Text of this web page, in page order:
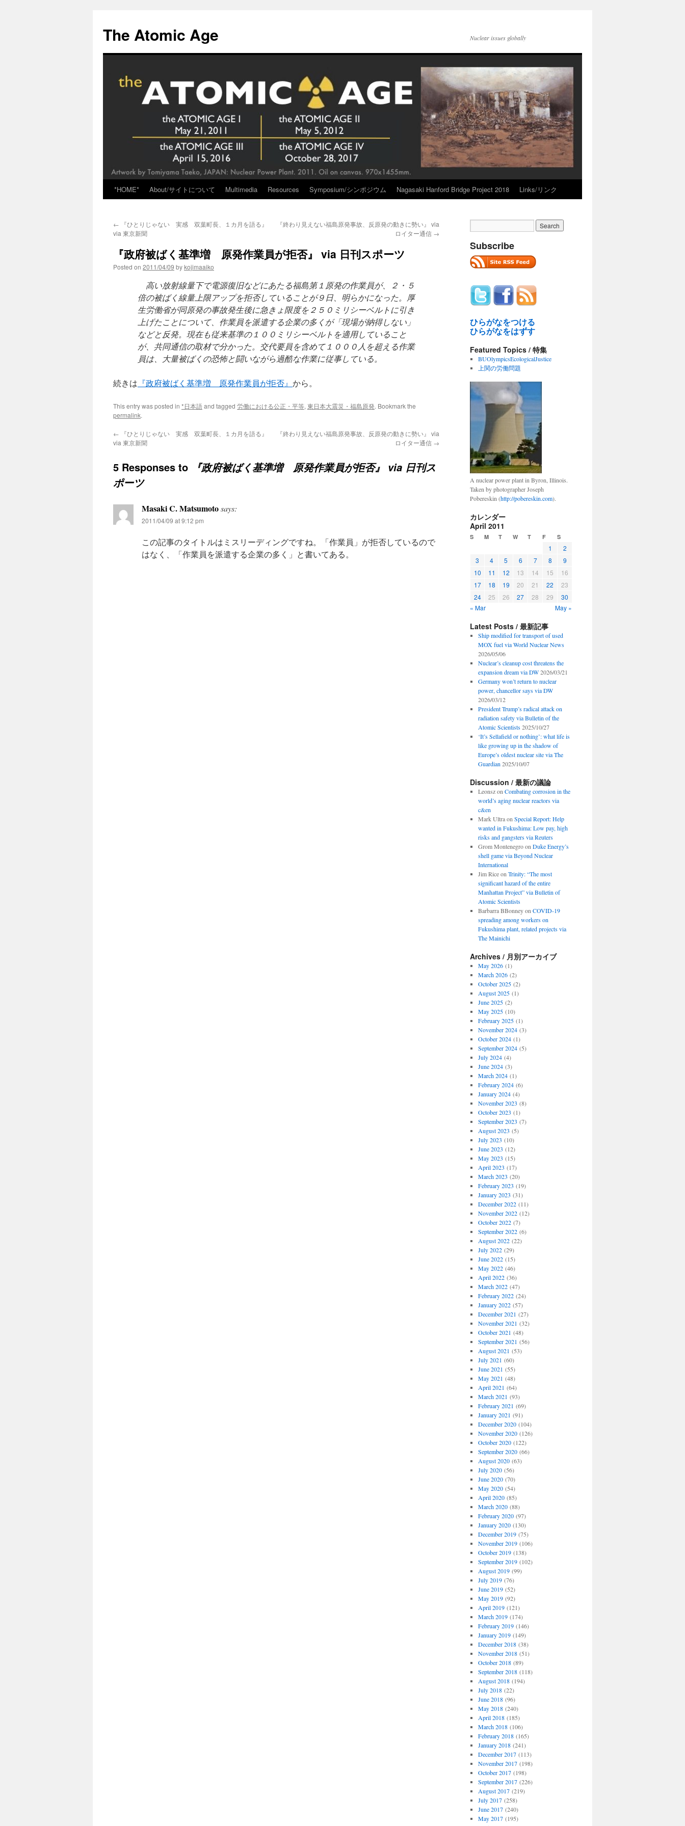
content
The Atomic Age Nuclear issues globally
*HOME* About/サイトについて Multimedia Resources Symposium/シンポジウム Nagasaki Hanford Bridge Project 2018 Links/リンク
← 『ひとりじゃない 実感 双葉町長、１カ月を語る』
via 東京新聞
『終わり見えない福島原発事故、反原発の動きに勢い』 via
ロイター通信 →
『政府被ばく基準増 原発作業員が拒否』 via 日刊スポーツ
Posted on 2011/04/09 bykojimaaiko
高い放射線量下で電源復旧などにあたる福島第１原発の作業員が、２・５
倍の被ばく線量上限アップを拒否していることが９日、明らかになった。厚
生労働省が同原発の事故発生後に急きょ限度を２５０ミリシーベルトに引き
上げたことについて、作業員を派遣する企業の多くが「現場が納得しない」
などと反発。現在も従来基準の１００ミリシーベルトを適用していること
が、共同通信の取材で分かった。交代要員を含めて１０００人を超える作業
員は、大量被ばくの恐怖と闘いながら過酷な作業に従事している。
続きは 『政府被ばく基準増 原発作業員が拒否』 から。
This entry was posted in *日本語and tagged 労働における公正・平等, 東日本大震災・福島原発. Bookmark the
permalink.
← 『ひとりじゃない 実感 双葉町長、１カ月を語る』
via 東京新聞
『終わり見えない福島原発事故、反原発の動きに勢い』 via
ロイター通信 →
5 Responses to
『政府被ばく基準増 原発作業員が拒否』 via 日刊ス
ポーツ
Masaki C. Matsumotosays:
2011/04/09 at 9:12 pm
この記事のタイトルはミスリーディングですね。「作業員」が拒否しているので
はなく、「作業員を派遣する企業の多く」と書いてある。
Subscribe
ひらがなをつける
ひらがなをはずす
Featured Topics / 特集
BUOlympicsEcologicalJustice
上関の労働問題
A nuclear power plant in Byron, Illinois.
Taken by photographer Joseph
Pobereskin (http://pobereskin.com).
カレンダー
April 2011
S M T W T F S
1
2
3
4 5 6 7 8
9
10
11 12 13 14 15
16
17
18 19 20 21 22
23
24
25 26 27 28 29
30
« Mar
May »
Latest Posts / 最新記事
Ship modified for transport of used
MOX fuel via World Nuclear News
2026/05/06
Nuclear’s cleanup cost threatens the
expansion dream via DW 2026/03/21
Germany won’t return to nuclear
power, chancellor says via DW
2026/03/12
President Trump’s radical attack on
radiation safety via Bulletin of the
Atomic Scientists 2025/10/27
‘It’s Sellafield or nothing’: what life is
like growing up in the shadow of
Europe’s oldest nuclear site via The
Guardian 2025/10/07
Discussion / 最新の議論
Leonszon Combating corrosion in the
world’s aging nuclear reactors via
c&en
Mark Ultraon Special Report: Help
wanted in Fukushima: Low pay, high
risks and gangsters via Reuters
Grom Montenegroon Duke Energy’s
shell game via Beyond Nuclear
International
Jim Riceon Trinity: “The most
significant hazard of the entire
Manhattan Project” via Bulletin of
Atomic Scientists
Barbarra BBonneyon COVID-19
spreading among workers on
Fukushima plant, related projects via
The Mainichi
Archives / 月別アーカイブ
May 2026(1)
March 2026(2)
October 2025(2)
August 2025(1)
June 2025(2)
May 2025(10)
February 2025(1)
November 2024(3)
October 2024(1)
September 2024(5)
July 2024(4)
June 2024(3)
March 2024(1)
February 2024(6)
January 2024(4)
November 2023 (8)
October 2023 (1)
September 2023 (7)
August 2023 (5)
July 2023 (10)
June 2023 (12)
May 2023 (15)
April 2023 (17)
March 2023 (20)
February 2023 (19)
January 2023 (31)
December 2022(11)
November 2022(12)
October 2022(7)
September 2022(6)
August 2022(22)
July 2022(29)
June 2022(15)
May 2022(46)
April 2022(36)
March 2022(47)
February 2022(24)
January 2022(57)
December 2021 (27)
November 2021 (32)
October 2021 (48)
September 2021 (56)
August 2021 (53)
July 2021 (60)
June 2021 (55)
May 2021 (48)
April 2021 (64)
March 2021 (93)
February 2021 (69)
January 2021 (91)
December 2020(104)
November 2020(126)
October 2020(122)
September 2020(66)
August 2020(63)
July 2020(56)
June 2020(70)
May 2020(54)
April 2020(85)
March 2020(88)
February 2020(97)
January 2020(130)
December 2019(75)
November 2019(106)
October 2019(138)
September 2019(102)
August 2019(99)
July 2019(76)
June 2019(52)
May 2019(92)
April 2019(121)
March 2019(174)
February 2019(146)
January 2019(149)
December 2018(38)
November 2018(51)
October 2018(89)
September 2018(118)
August 2018(194)
July 2018(22)
June 2018(96)
May 2018(240)
April 2018(185)
March 2018(106)
February 2018(165)
January 2018(241)
December 2017(113)
November 2017(198)
October 2017(198)
September 2017(226)
August 2017(219)
July 2017(258)
June 2017(240)
May 2017(195)